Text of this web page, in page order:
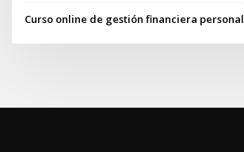
Curso online de gestión financiera personal